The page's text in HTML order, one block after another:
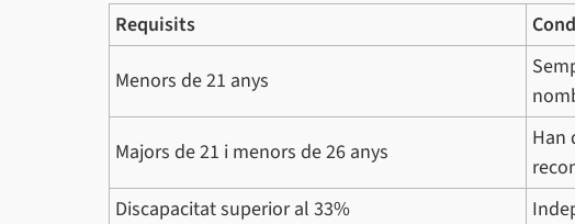
Requisits
Menors de 21 anys
Majors de 21 i menors de 26 anys
Han
Discapacitat superior al 33%